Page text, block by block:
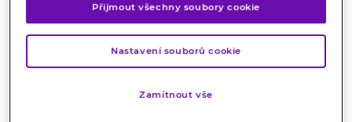
Přijmout všechny soubory cookie
Nastavení souborů cookie
Zamítnout vše